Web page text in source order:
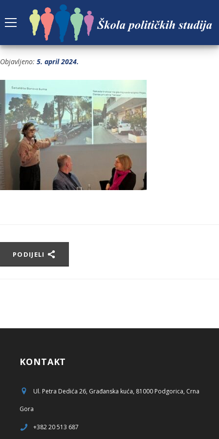
IMG_4585
Objavljeno: 5. april 2024.
PODIJELI
KONTAKT
Ul. Petra Dedića 26, Građanska kuća, 81000 Podgorica, Crna
Gora
+382 20 513 687